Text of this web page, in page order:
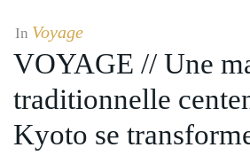
In Voyage
VOYAGE // Une
traditionnelle
Kyoto se